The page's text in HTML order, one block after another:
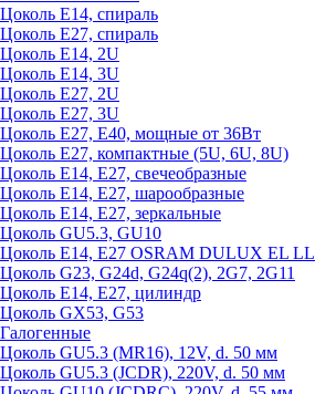
Цоколь Е14, спираль
Цоколь Е27, спираль
Цоколь Е14, 2U
Цоколь Е14, 3U
Цоколь Е27, 2U
Цоколь Е27, 3U
Цоколь Е27, Е40, мощные от 36Вт
Цоколь Е27, компактные (5U, 6U, 8U)
Цоколь Е14, Е27, свечеобразные
Цоколь Е14, Е27, шарообразные
Цоколь Е14, Е27, зеркальные
Цоколь GU5.3, GU10
Цоколь Е14, Е27 OSRAM DULUX EL LL
Цоколь G23, G24d, G24q(2), 2G7, 2G11
Цоколь Е14, Е27, цилиндр
Цоколь GX53, G53
Галогенные
Цоколь GU5.3 (MR16), 12V, d. 50 мм
Цоколь GU5.3 (JCDR), 220V, d. 50 мм